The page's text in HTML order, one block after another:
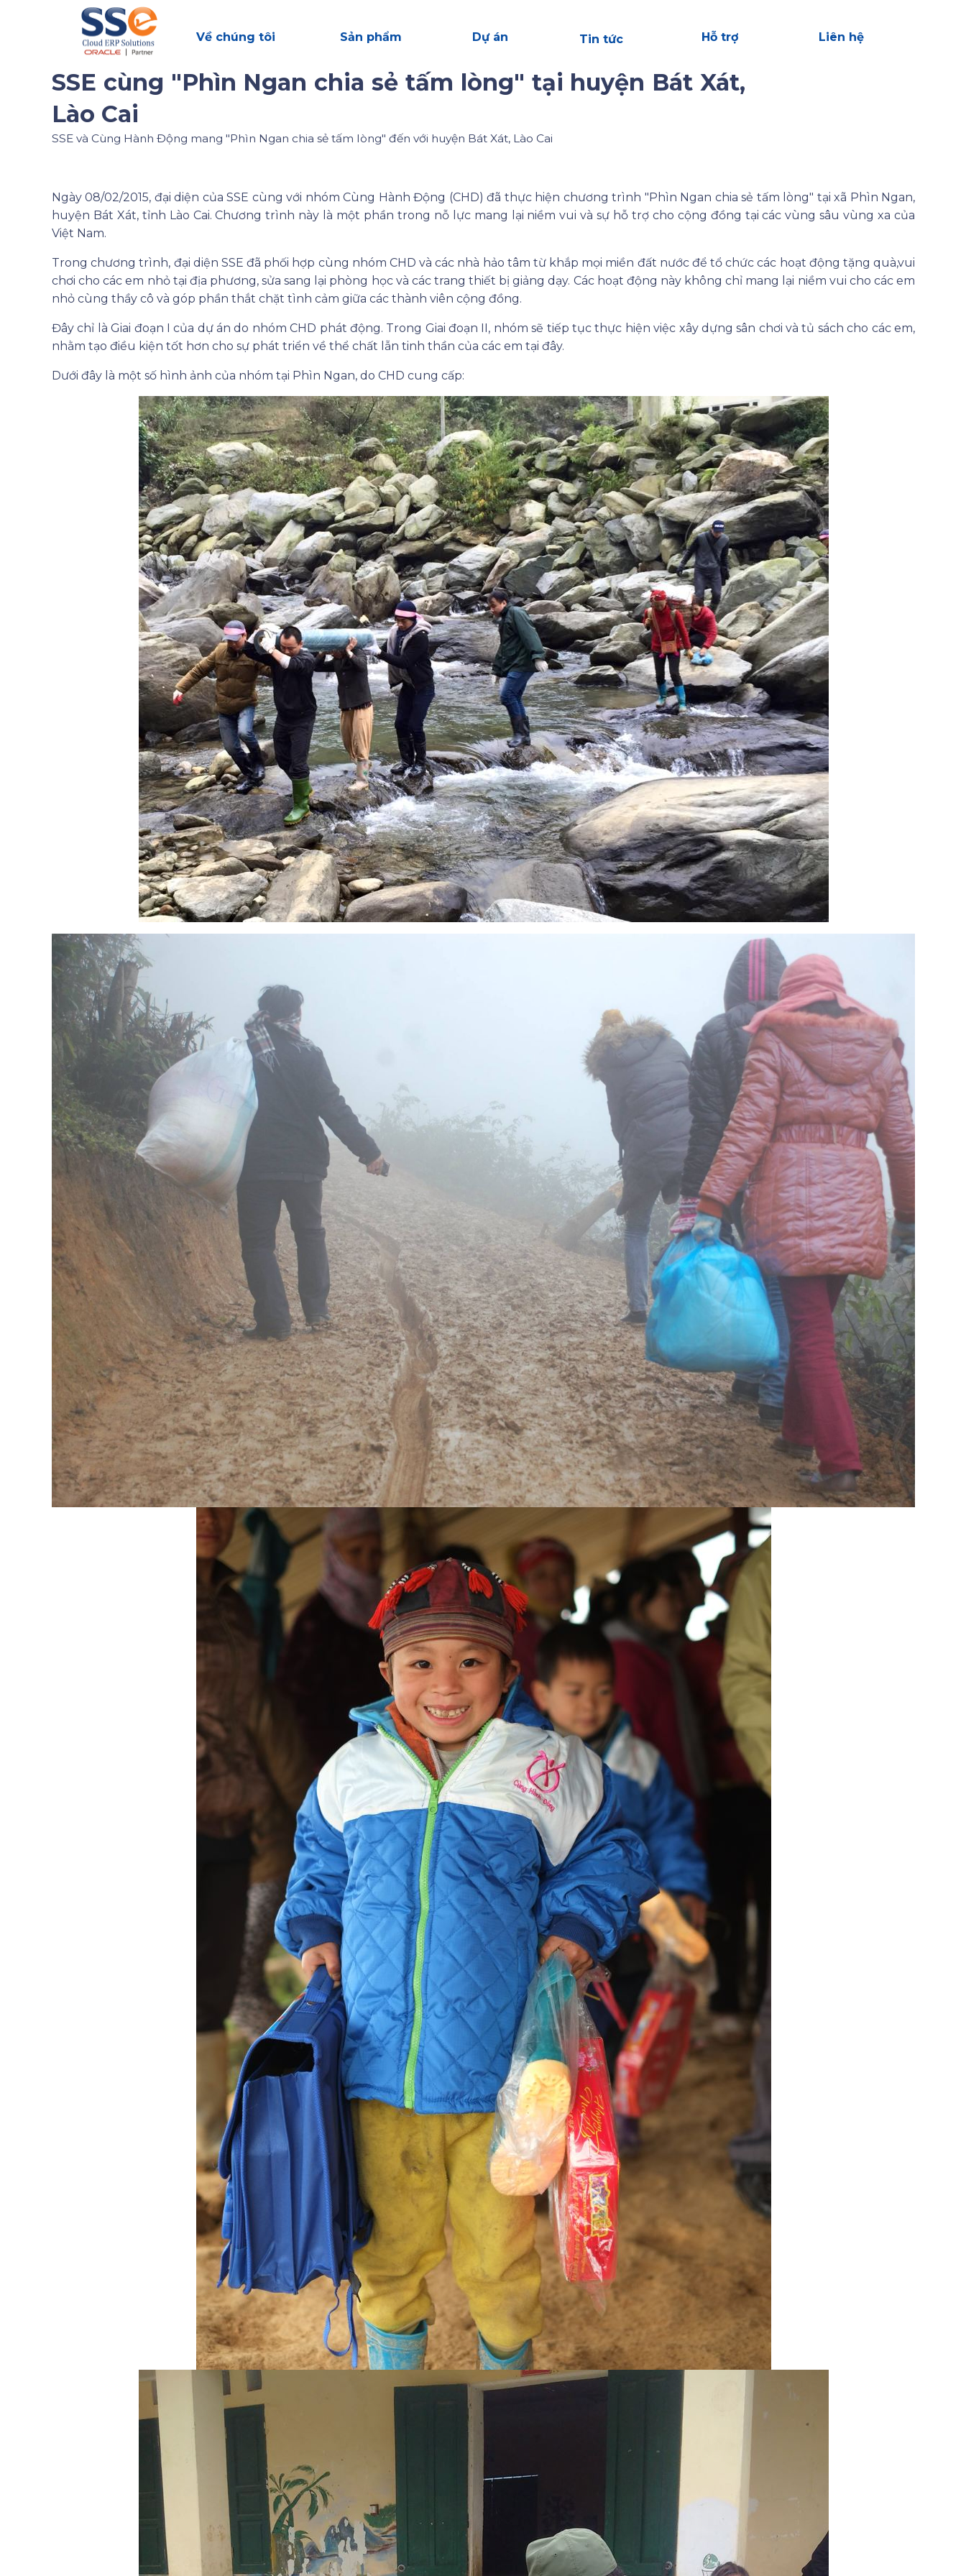
Về chúng tôi Sản phẩm Dự án Tin tức Liên hệ
Hỗ trợ
SSE cùng "Phìn Ngan chia sẻ tấm lòng" tại huyện Bát Xát,
Lào Cai
SSE và Cùng Hành Động mang "Phìn Ngan chia sẻ tấm lòng" đến với huyện Bát Xát, Lào Cai
Ngày 08/02/2015, đại diện của SSE cùng với nhóm Cùng Hành Động (CHD) đã thực hiện chương trình "Phìn Ngan chia sẻ tấm lòng" tại xã Phìn Ngan,
huyện Bát Xát, tỉnh Lào Cai. Chương trình này là một phần trong nỗ lực mang lại niềm vui và sự hỗ trợ cho cộng đồng tại các vùng sâu vùng xa của
Việt Nam.
Trong chương trình, đại diện SSE đã phối hợp cùng nhóm CHD và các nhà hảo tâm từ khắp mọi miền đất nước để tổ chức các hoạt động tặng quà,vui
chơi cho các em nhỏ tại địa phương, sửa sang lại phòng học và các trang thiết bị giảng dạy. Các hoạt động này không chỉ mang lại niềm vui cho các em
nhỏ cùng thầy cô và góp phần thắt chặt tình cảm giữa các thành viên cộng đồng.
Đây chỉ là Giai đoạn I của dự án do nhóm CHD phát động. Trong Giai đoạn II, nhóm sẽ tiếp tục thực hiện việc xây dựng sân chơi và tủ sách cho các em,
nhằm tạo điều kiện tốt hơn cho sự phát triển về thể chất lẫn tinh thần của các em tại đây.
Dưới đây là một số hình ảnh của nhóm tại Phìn Ngan, do CHD cung cấp: